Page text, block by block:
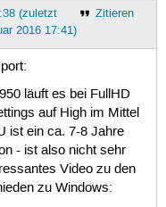
Zitieren
(zuletzt
2016 17:41)
läuft es bei FullHD
auf High im Mittel
ist ein ca. 7-8 Jahre
- ist also nicht sehr
Video zu den
zu Windows: